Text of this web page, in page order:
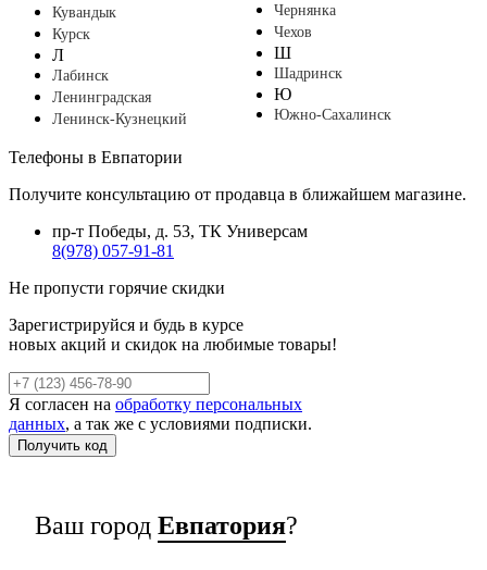
Кувандык
Курск
Л
Лабинск
Ленинградская
Ленинск-Кузнецкий
Чернянка
Чехов
Ш
Шадринск
Ю
Южно-Сахалинск
Телефоны в Евпатории
Получите консультацию от продавца в ближайшем магазине.
пр-т Победы, д. 53, ТК Универсам
8(978) 057-91-81
Не пропусти горячие скидки
Зарегистрируйся и будь в курсе
новых акций и скидок на любимые товары!
Я согласен на обработку персональных
данных, а так же с условиями подписки.
Ваш город Евпатория?